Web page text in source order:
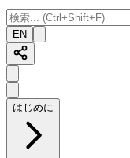
EN
はじめに